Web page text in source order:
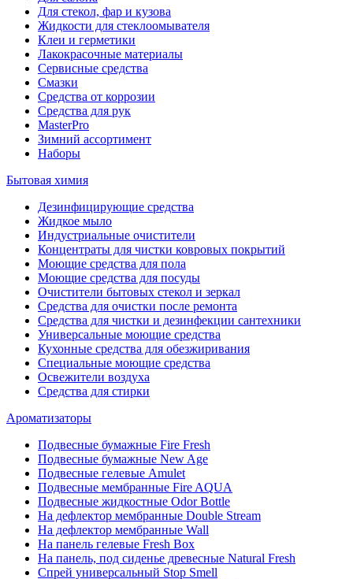
Для стекол, фар и кузова
Жидкости для стеклоомывателя
Клеи и герметики
Лакокрасочные материалы
Сервисные средства
Смазки
Средства от коррозии
Средства для рук
MasterPro
Зимний ассортимент
Наборы
Бытовая химия
Дезинфицирующие средства
Жидкое мыло
Индустриальные очистители
Концентраты для чистки ковровых покрытий
Моющие средства для пола
Моющие средства для посуды
Очистители бытовых стекол и зеркал
Средства для очистки после ремонта
Средства для чистки и дезинфекции сантехники
Универсальные моющие средства
Кухонные средства для обезжиривания
Специальные моющие средства
Освежители воздуха
Средства для стирки
Ароматизаторы
Подвесные бумажные Fire Fresh
Подвесные бумажные New Age
Подвесные гелевые Amulet
Подвесные мембранные Fire AQUA
Подвесные жидкостные Odor Bottle
На дефлектор мембранные Double Stream
На дефлектор мембранные Wall
На панель гелевые Fresh Box
На панель, под сиденье древесные Natural Fresh
Спрей универсальный Stop Smell